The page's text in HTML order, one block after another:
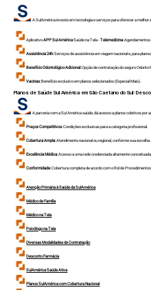
A SulAmérica investe em tecnologia e serviços para oferecer a melhor
AplicativoAPP Sul AméricaSaúde na Tela -Telemedicina:Agendamentos
Assistência 24h:Serviços de assistência em viagem nacional e, para
Benefício Odontológico Adicional:Opção de contratação do seguro Odonto
Vacinas:Benefício exclusivo em planos selecionados (Especial Mais).
Planos de Saúde Sul América emSão Caetano do Sul:
A parceria com a Sul América saúde, dá acesso a planos coletivos por
Preços Competitivos:Condições exclusivas para a categoria profissional.
Cobertura Ampla:Atendimento nacional ou regional, conforme sua escolha.
Excelência Médica:Acesso a uma rede credenciada altamente
Conformidade:Cobertura completa de acordo com o Rol de
Atenção Primária à Saúde da SulAmérica
Médico de Família
Médico na Tela
Psicólogo na Tela
Diversas Modalidades de Contratação
Desconto Farmácia
SulAmérica Saúde Ativa
Planos SulAmérica com Cobertura Nacional